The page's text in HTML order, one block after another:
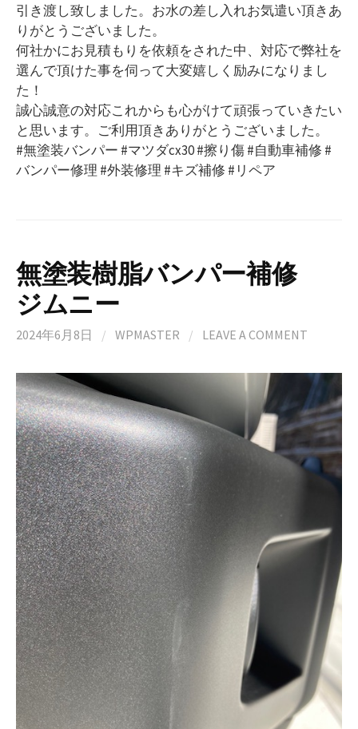
引き渡し致しました。お水の差し入れお気遣い頂きあ
りがとうございました。
何社かにお見積もりを依頼をされた中、対応で弊社を
選んで頂けた事を伺って大変嬉しく励みになりまし
た！
誠心誠意の対応これからも心がけて頑張っていきたい
と思います。ご利用頂きありがとうございました。
#無塗装バンパー #マツダcx30 #擦り傷 #自動車補修 #
バンパー修理 #外装修理 #キズ補修 #リペア
無塗装樹脂バンパー補修
ジムニー
2024年6月8日 / WPMASTER / LEAVE A COMMENT